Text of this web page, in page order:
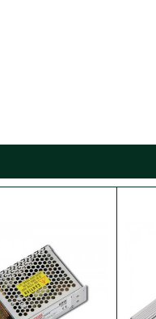
W (18970) призначений ..